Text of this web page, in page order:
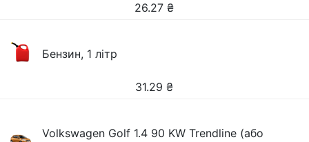
26.27 ₴
Бензин, 1 літр
31.29 ₴
Volkswagen Golf 1.4 90 KW Trendline (або